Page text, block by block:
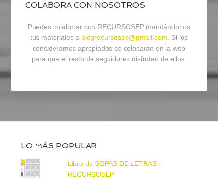
COLABORA CON NOSOTROS
Puedes colaborar con RECURSOSEP mandándonos
tus materiales a blogrecursosep@gmail.com. Si los
consideramos apropiados se colocarán en la web
para que el resto de seguidores disfruten de ellos.
LO MÁS POPULAR
Libro de SOPAS DE LETRAS -
RECURSOSEP